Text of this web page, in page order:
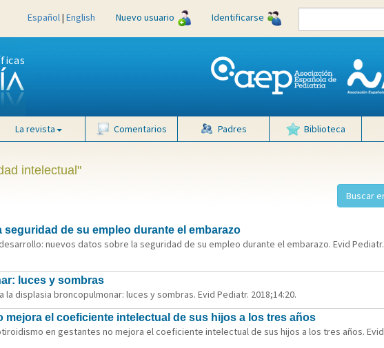
Español| English Nuevo usuario Identificarse
La revista Comentarios Padres Biblioteca
intelectual"
de su empleo durante el embarazo
nuevos datos sobre la seguridad de su empleo durante el embarazo. Evid Pediatr.
luces y sombras
displasia broncopulmonar: luces y sombras. Evid Pediatr. 2018;14:20.
el coeficiente intelectual de sus hijos a los tres años
en gestantes no mejora el coeficiente intelectual de sus hijos a los tres años. Evid